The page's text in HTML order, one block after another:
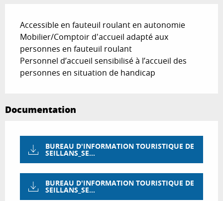
Accessible en fauteuil roulant en autonomie
Mobilier/Comptoir d'accueil adapté aux
personnes en fauteuil roulant
Personnel d’accueil sensibilisé à l’accueil des
personnes en situation de handicap
Documentation
BUREAU D'INFORMATION TOURISTIQUE DE
SEILLANS_SE...
BUREAU D'INFORMATION TOURISTIQUE DE
SEILLANS_SE...